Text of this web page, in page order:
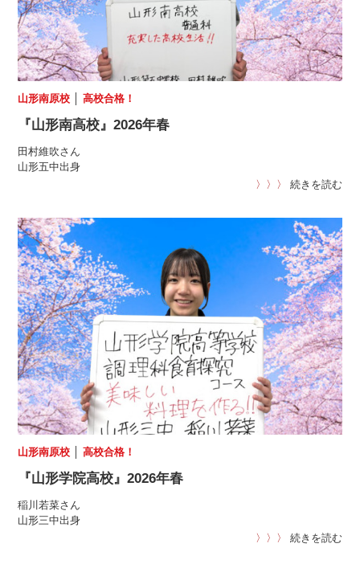
山形南原校 │高校合格！
『山形南高校』2026年春
田村維吹さん
山形五中出身
〉〉〉
続きを読む
山形南原校 │高校合格！
『山形学院高校』2026年春
稲川若菜さん
山形三中出身
〉〉〉
続きを読む